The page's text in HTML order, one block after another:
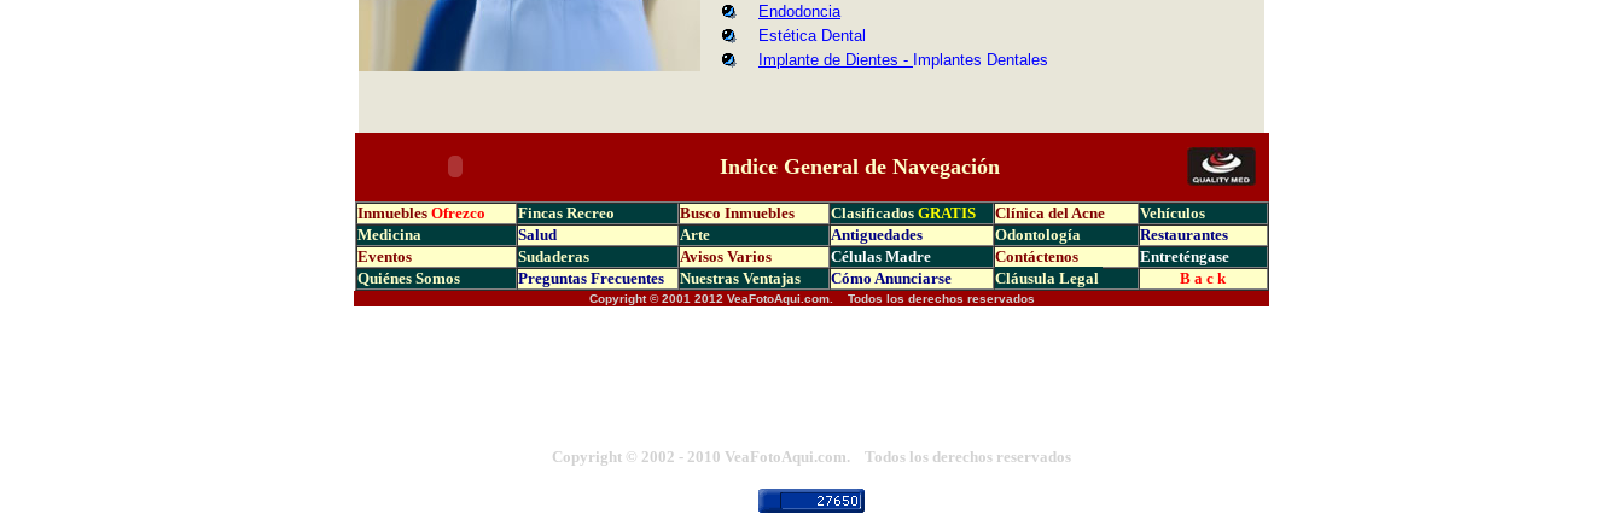
Endodoncia
Estética Dental
Implante de Dientes - Implantes Dentales
Indice General de Navegación
Inmuebles Ofrezco Fincas Recreo Busco Inmuebles Clasificados GRATIS Clínica del Acne
Vehículos
Medicina
Salud Arte Antiguedades Odontología
Restaurantes
Eventos
Sudaderas Avisos Varios Células Madre Contáctenos
Entreténgase
Quiénes Somos
Preguntas Frecuentes Nuestras Ventajas Cómo Anunciarse Cláusula Legal B a c k
Copyright © 2001 2012 VeaFotoAqui.com. Todos los derechos reservados
Copyright © 2002 - 2010 VeaFotoAqui.com. Todos los derechos reservados